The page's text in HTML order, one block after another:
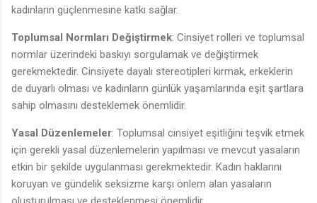
kadınların güçlenmesine katkı sağlar.
Toplumsal Normları Değiştirmek: Cinsiyet rolleri ve toplumsal
normlar üzerindeki baskıyı sorgulamak ve değiştirmek
gerekmektedir. Cinsiyete dayalı stereotipleri kırmak, erkeklerin
de duyarlı olması ve kadınların günlük yaşamlarında eşit şartlara
sahip olmasını desteklemek önemlidir.
Yasal Düzenlemeler: Toplumsal cinsiyet eşitliğini teşvik etmek
için gerekli yasal düzenlemelerin yapılması ve mevcut yasaların
etkin bir şekilde uygulanması gerekmektedir. Kadın haklarını
koruyan ve gündelik seksizme karşı önlem alan yasaların